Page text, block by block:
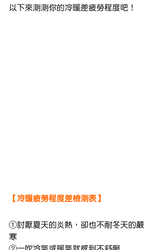
以下來測測你的冷暖差疲勞程度吧！
【冷暖疲勞程度差檢測表】
①討厭夏天的炎熱，卻也不耐冬天的嚴
寒